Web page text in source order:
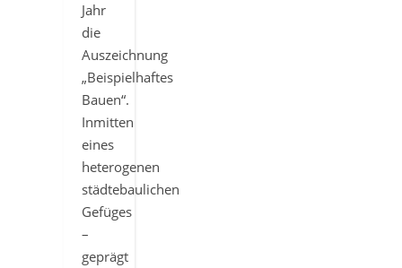
Jahr
die
Auszeichnung
„Beispielhaftes
Bauen“.
Inmitten
eines
heterogenen
städtebaulichen
Gefüges
–
geprägt